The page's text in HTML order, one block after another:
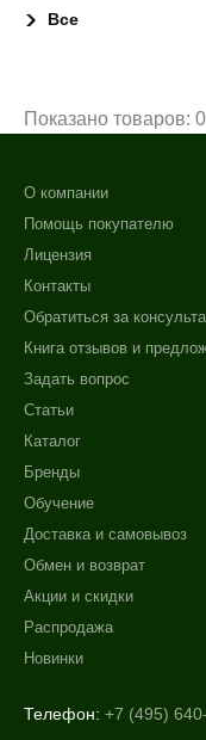
Все
Показано товаров:
О компании
Помощь покупателю
Лицензия
Контакты
Обратиться за
Книга отзывов и
Задать вопрос
Статьи
Каталог
Бренды
Обучение
Доставка и самовывоз
Обмен и возврат
Акции и скидки
Распродажа
Новинки
Телефон: +7 (495)